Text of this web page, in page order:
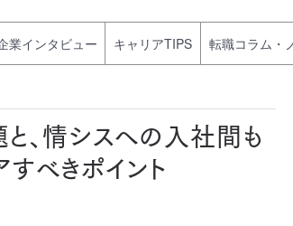
業インタビュー キャリアTIPS 転職コラム・
と、情シスへの入社間も
べきポイント